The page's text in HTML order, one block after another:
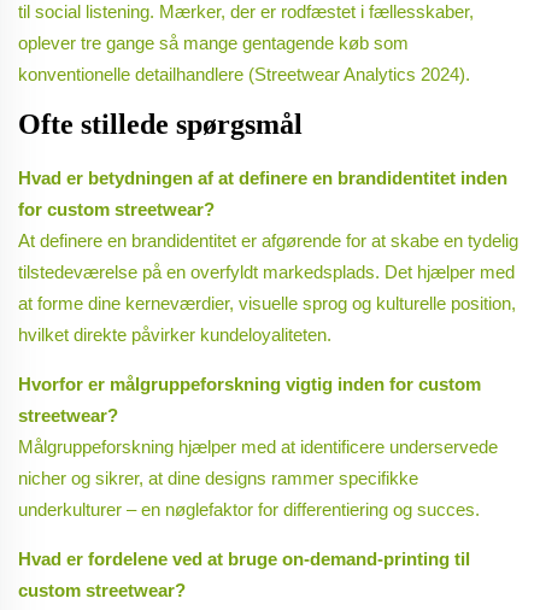
til social listening. Mærker, der er rodfæstet i fællesskaber,
oplever tre gange så mange gentagende køb som
konventionelle detailhandlere (Streetwear Analytics 2024).
Ofte stillede spørgsmål
Hvad er betydningen af at definere en brandidentitet inden
for custom streetwear?
At definere en brandidentitet er afgørende for at skabe en tydelig
tilstedeværelse på en overfyldt markedsplads. Det hjælper med
at forme dine kerneværdier, visuelle sprog og kulturelle position,
hvilket direkte påvirker kundeloyaliteten.
Hvorfor er målgruppeforskning vigtig inden for custom
streetwear?
Målgruppeforskning hjælper med at identificere underservede
nicher og sikrer, at dine designs rammer specifikke
underkulturer – en nøglefaktor for differentiering og succes.
Hvad er fordelene ved at bruge on-demand-printing til
custom streetwear?